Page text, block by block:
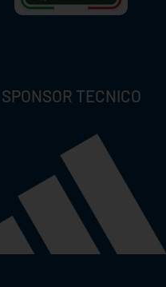
SPONSOR TECNICO